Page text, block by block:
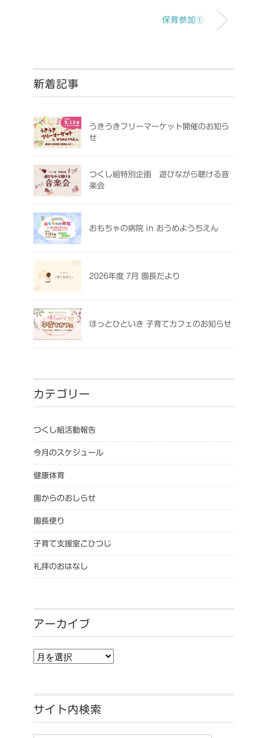
保育参加①
新着記事
うきうきフリーマーケット開催のお知ら
せ
つくし組特別企画 遊びながら聴ける音
楽会
おもちゃの病院 in おうめようちえん
2026年度 7月 園長だより
ほっとひといき 子育てカフェのお知らせ
カテゴリー
つくし組活動報告
今月のスケジュール
健康体育
園からのおしらせ
園長便り
子育て支援室こひつじ
礼拝のおはなし
アーカイブ
アーカイブ
サイト内検索